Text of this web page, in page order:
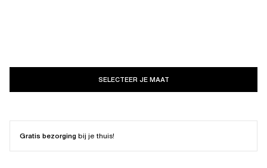
SELECTEER JE MAAT
Gratis bezorgingbij je thuis!